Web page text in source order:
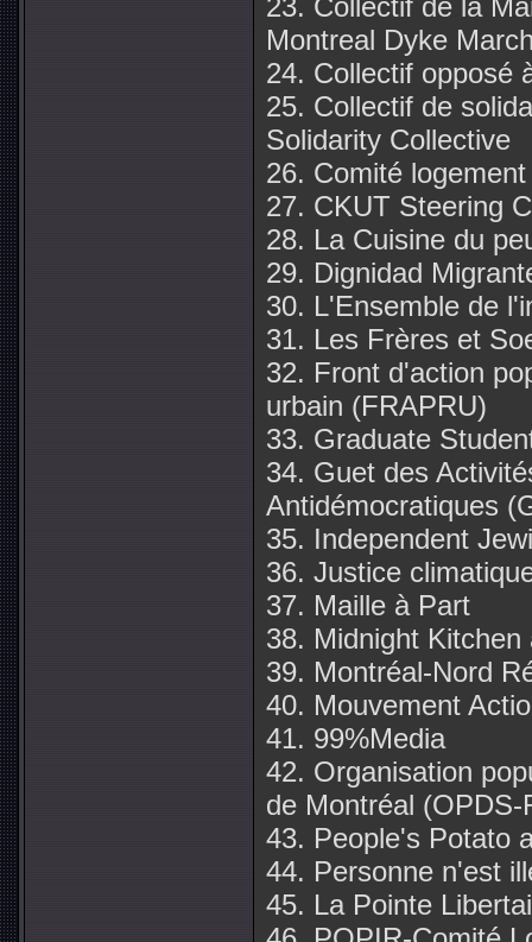
23. Collectif de la
Montreal Dyke
24. Collectif opposé
25. Collectif de
Solidarity Collective
26. Comité
27. CKUT Steering
28. La Cuisine du
29. Dignidad
30. L'Ensemble de
31. Les Frères et
32. Front d'action
urbain (FRAPRU)
33. Graduate
34. Guet des
Antidémocratiques
35. Independent
36. Justice
37. Maille à Part
38. Midnight Kitchen
39. Montréal-Nord
40. Mouvement
41. 99%Media
42. Organisation
de Montréal (OPDS-
43. People's Potato
44. Personne n'est
45. La Pointe